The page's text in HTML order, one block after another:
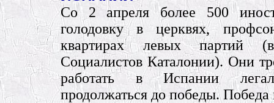
Со 2 апреля более 500
голодовку в церквях,
квартирах левых партий
Социалистов Каталонии). Они
работать в Испании
продолжаться до победы. Победа